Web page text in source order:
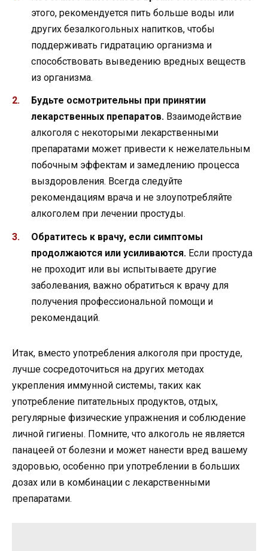
этого, рекомендуется пить больше воды или
других безалкогольных напитков, чтобы
поддерживать гидратацию организма и
способствовать выведению вредных веществ
из организма.
Будьте осмотрительны при принятии
лекарственных препаратов. Взаимодействие
алкоголя с некоторыми лекарственными
препаратами может привести к нежелательным
побочным эффектам и замедлению процесса
выздоровления. Всегда следуйте
рекомендациям врача и не злоупотребляйте
алкоголем при лечении простуды.
Обратитесь к врачу, если симптомы
продолжаются или усиливаются. Если простуда
не проходит или вы испытываете другие
заболевания, важно обратиться к врачу для
получения профессиональной помощи и
рекомендаций.
Итак, вместо употребления алкоголя при простуде,
лучше сосредоточиться на других методах
укрепления иммунной системы, таких как
употребление питательных продуктов, отдых,
регулярные физические упражнения и соблюдение
личной гигиены. Помните, что алкоголь не является
панацеей от болезни и может нанести вред вашему
здоровью, особенно при употреблении в больших
дозах или в комбинации с лекарственными
препаратами.